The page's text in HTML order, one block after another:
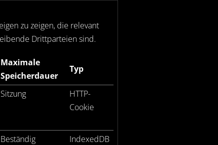
zu zeigen, die relevant
Drittparteien sind.
Maximale
Speicherdauer
Typ
Sitzung
HTTP-
Cookie
Beständig IndexedDB